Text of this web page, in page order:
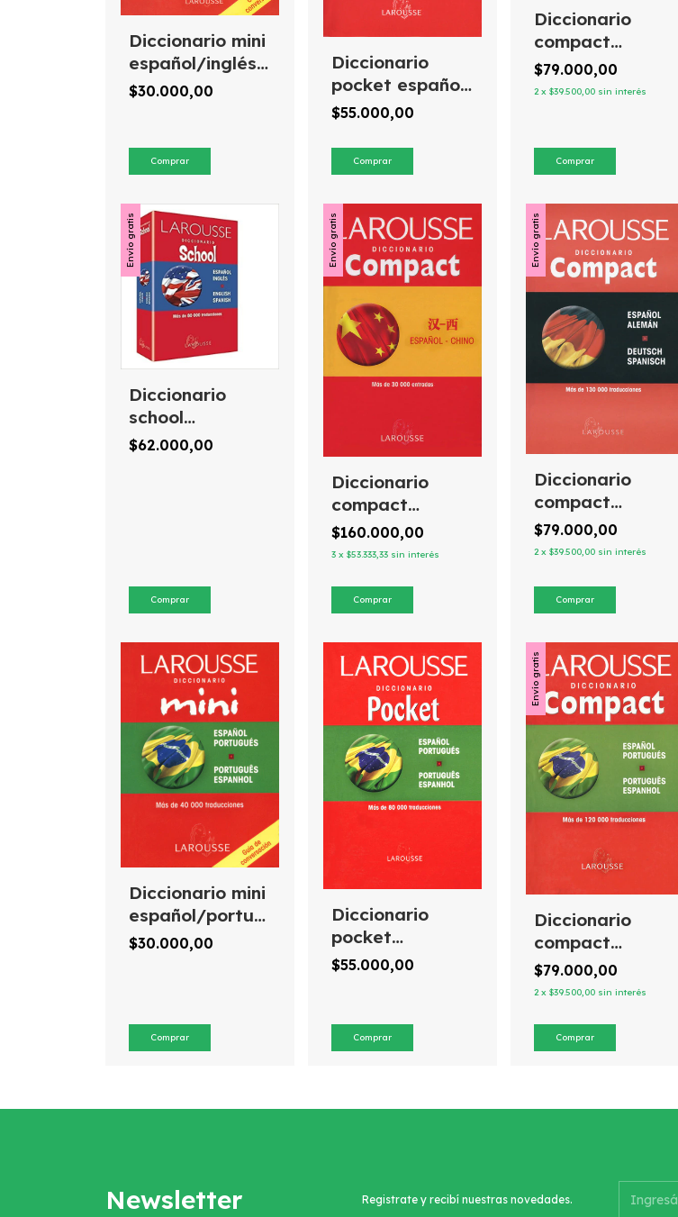
Diccionario mini
español/inglés
english/spanish
$30.000,00
Diccionario
pocket español
/ francés
espagnol
$55.000,00
Diccionario
compact
español /
francés français
$79.000,00
2 x $39.500,00 sin interés
Envío gratis
Diccionario
school
español/inglés
$62.000,00
Envío gratis
Diccionario
compact
español/chino
chino/español
$160.000,00
3 x $53.333,33 sin interés
Envío gratis
Diccionario
compact
español/alemán
deutsch/spanisch
$79.000,00
2 x $39.500,00 sin interés
Diccionario mini
español/portugués
português/espanhol
$30.000,00
Diccionario
pocket
español/portugués
$55.000,00
Envío gratis
Diccionario
compact
español/
português/
$79.000,00
2 x $39.500,00 sin interés
Newsletter Registrate y recibí nuestras novedades.